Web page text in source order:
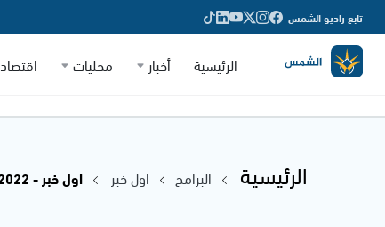
تابع راديو الشمس
الرئيسية أخبار محليات اقتصاد
الرئيسية البرامج اول خبر
اول خبر - 08.05.2022